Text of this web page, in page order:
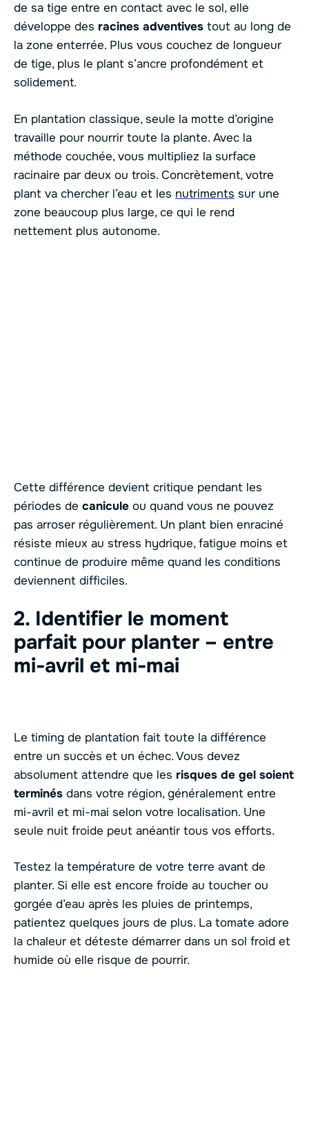
de sa tige entre en contact avec le sol, elle
développe des racines adventives tout au long de
la zone enterrée. Plus vous couchez de longueur
de tige, plus le plant s’ancre profondément et
solidement.
En plantation classique, seule la motte d’origine
travaille pour nourrir toute la plante. Avec la
méthode couchée, vous multipliez la surface
racinaire par deux ou trois. Concrètement, votre
plant va chercher l’eau et les nutriments sur une
zone beaucoup plus large, ce qui le rend
nettement plus autonome.
Cette différence devient critique pendant les
périodes de canicule ou quand vous ne pouvez
pas arroser régulièrement. Un plant bien enraciné
résiste mieux au stress hydrique, fatigue moins et
continue de produire même quand les conditions
deviennent difficiles.
2. Identifier le moment
parfait pour planter – entre
mi-avril et mi-mai
Le timing de plantation fait toute la différence
entre un succès et un échec. Vous devez
absolument attendre que les risques de gel soient
terminés dans votre région, généralement entre
mi-avril et mi-mai selon votre localisation. Une
seule nuit froide peut anéantir tous vos efforts.
Testez la température de votre terre avant de
planter. Si elle est encore froide au toucher ou
gorgée d’eau après les pluies de printemps,
patientez quelques jours de plus. La tomate adore
la chaleur et déteste démarrer dans un sol froid et
humide où elle risque de pourrir.